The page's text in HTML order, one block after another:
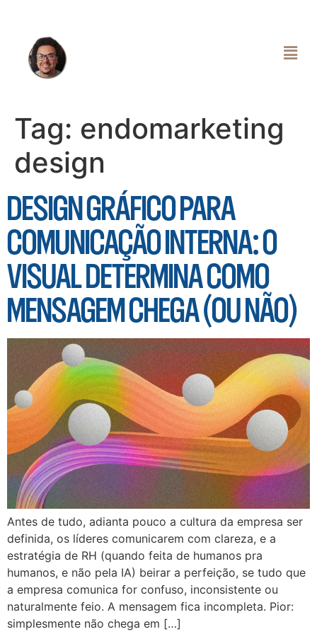
Tag: endomarketing
design
DESIGN GRÁFICO PARA
COMUNICAÇÃO INTERNA: O
VISUAL DETERMINA COMO
MENSAGEM CHEGA (OU NÃO)
Antes de tudo, adianta pouco a cultura da empresa ser
definida, os líderes comunicarem com clareza, e a
estratégia de RH (quando feita de humanos pra
humanos, e não pela IA) beirar a perfeição, se tudo que
a empresa comunica for confuso, inconsistente ou
naturalmente feio. A mensagem fica incompleta. Pior:
simplesmente não chega em […]